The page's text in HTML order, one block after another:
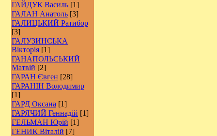
ГАЙДУК Василь [1]
ГАЛАН Анатоль [3]
ГАЛИЦЬКИЙ Ратибор
[3]
ГАЛУЗИНСЬКА
Вікторія [1]
ГАНАПОЛЬСЬКИЙ
Матвій [2]
ГАРАН Євген [28]
ГАРАНІН Володимир
[1]
ГАРД Оксана [1]
ГАРЯЧИЙ Геннадій [1]
ГЕЛЬМАН Юрій [1]
ГЕНИК Віталій [7]